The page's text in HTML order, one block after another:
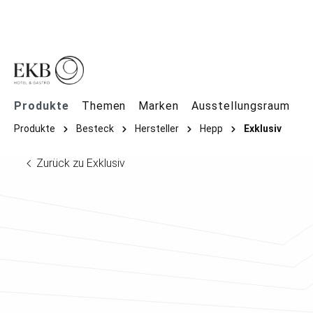
Produkte Themen Marken Ausstellungsraum
Produkte Besteck Hersteller Hepp Exklusiv
Zurück zu Exklusiv